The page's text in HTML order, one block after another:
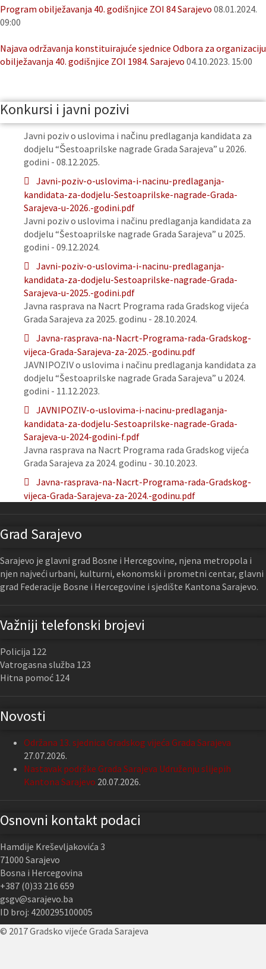
Program obilježavanja 40. godišnjice ZOI 84 Sarajevo 08.01.2024.
09:00
Najava održavanja konstituirajuće sjednice Odbora za organizaciju
obilježavanja 40. godišnjice ZOI 1984. Sarajevo 04.10.2023. 15:00
Konkursi i javni pozivi
Javni poziv o uslovima i načinu predlaganja kandidata za
dodjelu “Šestoaprilske nagrade Grada Sarajeva” u 2026.
godini - 08.12.2025.
Javni-poziv-o-uslovima-i-nacinu-predlaganja-
kandidata-za-dodjelu-Sestoaprilske-nagrade-Grada-
Sarajeva-u-2026.-godini.pdf
Javni poziv o uslovima i načinu predlaganja kandidata za
dodjelu “Šestoaprilske nagrade Grada Sarajeva” u 2025.
godini - 09.12.2024.
Javni-poziv-o-uslovima-i-nacinu-predlaganja-
kandidata-za-dodjelu-Sestoaprilske-nagrade-Grada-
Sarajeva-u-2025.-godini.pdf
Javna rasprava na Nacrt Programa rada Gradskog vijeća
Grada Sarajeva za 2025. godinu - 28.10.2024.
Javna-rasprava-na-Nacrt-Programa-rada-Gradskog-
vijeca-Grada-Sarajeva-za-2025.-godinu.pdf
JAVNIPOZIV o uslovima i načinu predlaganja kandidata za
dodjelu “Šestoaprilske nagrade Grada Sarajeva” u 2024.
godini - 11.12.2023.
JAVNIPOZIV-o-uslovima-i-nacinu-predlaganja-
kandidata-za-dodjelu-Sestoaprilske-nagrade-Grada-
Sarajeva-u-2024-godini-f.pdf
Javna rasprava na Nacrt Programa rada Gradskog vijeća
Grada Sarajeva za 2024. godinu - 30.10.2023.
Javna-rasprava-na-Nacrt-Programa-rada-Gradskog-
vijeca-Grada-Sarajeva-za-2024.-godinu.pdf
Grad Sarajevo
Sarajevo je glavni grad Bosne i Hercegovine, njena metropola i
njen najveći urbani, kulturni, ekonomski i prometni centar, glavni
grad Federacije Bosne i Hercegovine i sjedište Kantona Sarajevo.
Važniji telefonski brojevi
Policija 122
Vatrogasna služba 123
Hitna pomoć 124
Novosti
Održana 13. sjednica Gradskog vijeća Grada Sarajeva
27.07.2026.
Nastavak podrške Grada Sarajeva Udruženju slijepih
Kantona Sarajevo 20.07.2026.
Osnovni kontakt podaci
Hamdije Kreševljakovića 3
71000 Sarajevo
Bosna i Hercegovina
+387 (0)33 216 659
gsgv@sarajevo.ba
ID broj: 4200295100005
© 2017 Gradsko vijeće Grada Sarajeva